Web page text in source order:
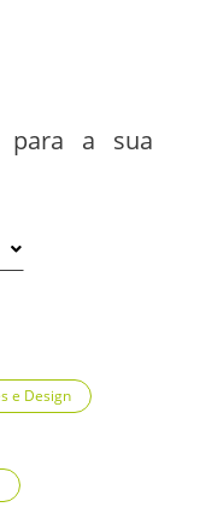
para a sua
e Design